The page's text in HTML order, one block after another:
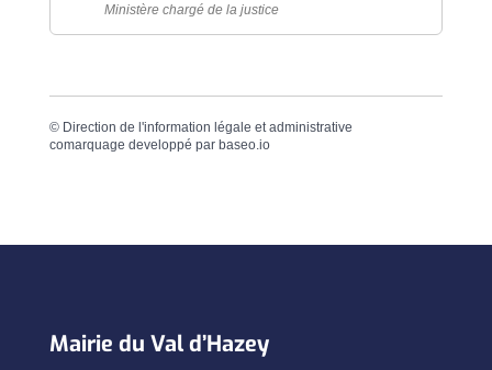
Ministère chargé de la justice
© Direction de l'information légale et administrative
comarquage developpé par baseo.io
Mairie du Val d’Hazey